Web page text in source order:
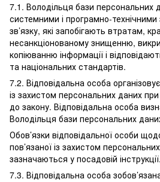
7.1. Володільця бази персональних
системними і програмно-
зв’язку, які запобігають втратам,
несанкціонованому знищенню,
копіюванню інформації і
та національних стандартів.
7.2. Відповідальна особа
із захистом персональних даних при
до закону. Відповідальна особа
Володільця бази персональних
Обов’язки відповідальної особи
пов’язаної із захистом
зазначаються у посадовій інструкції.
7.3. Відповідальна особа